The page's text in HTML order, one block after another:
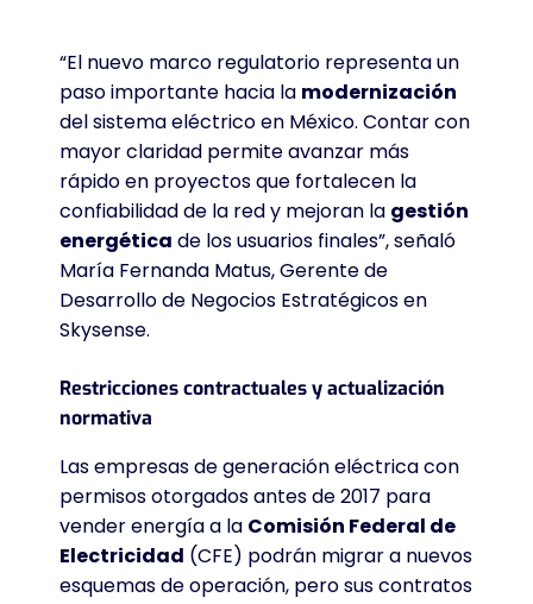
“El nuevo marco regulatorio representa un
paso importante hacia la modernización
del sistema eléctrico en México. Contar con
mayor claridad permite avanzar más
rápido en proyectos que fortalecen la
confiabilidad de la red y mejoran la gestión
energética de los usuarios finales”, señaló
María Fernanda Matus, Gerente de
Desarrollo de Negocios Estratégicos en
Skysense.
Restricciones contractuales y actualización
normativa
Las empresas de generación eléctrica con
permisos otorgados antes de 2017 para
vender energía a la Comisión Federal de
Electricidad (CFE) podrán migrar a nuevos
esquemas de operación, pero sus contratos